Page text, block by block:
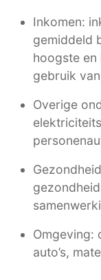
Inkomen:
gemiddeld
hoogste en
gebruik
Overige
Omgeving:
auto’s,